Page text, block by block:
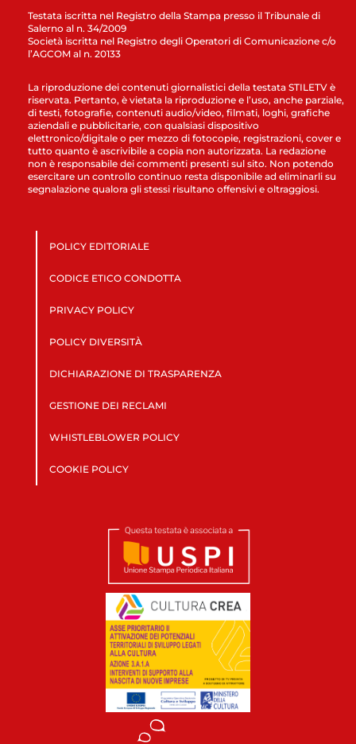
Testata iscritta nel Registro della Stampa presso il Tribunale di
Salerno al n. 34/2009
Società iscritta nel Registro degli Operatori di Comunicazione c/o
l’AGCOM al n. 20133
La riproduzione dei contenuti giornalistici della testata STILETV è
riservata. Pertanto, è vietata la riproduzione e l’uso, anche parziale,
di testi, fotografie, contenuti audio/video, filmati, loghi, grafiche
aziendali e pubblicitarie, con qualsiasi dispositivo
elettronico/digitale o per mezzo di fotocopie, registrazioni, cover e
tutto quanto è ascrivibile a copia non autorizzata. La redazione
non è responsabile dei commenti presenti sul sito. Non potendo
esercitare un controllo continuo resta disponibile ad eliminarli su
segnalazione qualora gli stessi risultano offensivi e oltraggiosi.
POLICY EDITORIALE
CODICE ETICO CONDOTTA
PRIVACY POLICY
POLICY DIVERSITÀ
DICHIARAZIONE DI TRASPARENZA
GESTIONE DEI RECLAMI
WHISTLEBLOWER POLICY
COOKIE POLICY